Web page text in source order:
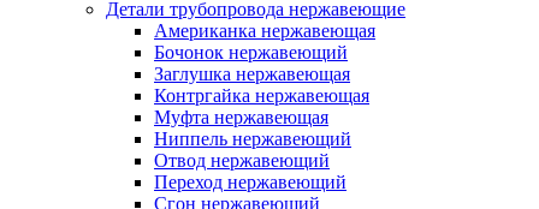
Детали трубопровода нержавеющие
Американка нержавеющая
Бочонок нержавеющий
Заглушка нержавеющая
Контргайка нержавеющая
Муфта нержавеющая
Ниппель нержавеющий
Отвод нержавеющий
Переход нержавеющий
Сгон нержавеющий